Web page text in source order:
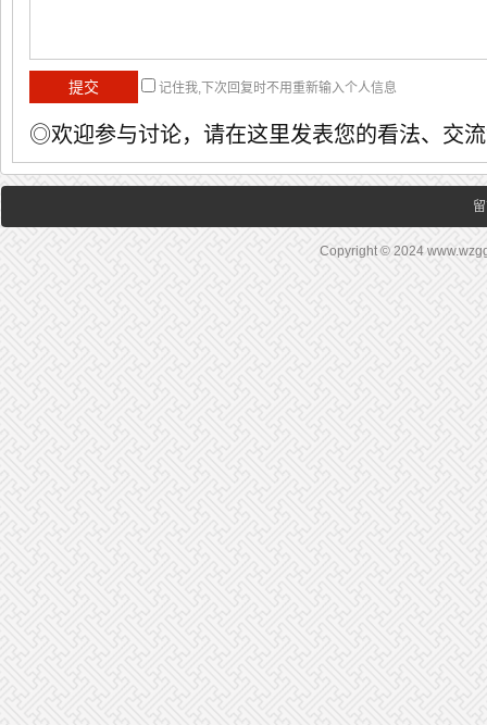
记住我,下次回复时不用重新输入个人信息
◎欢迎参与讨论，请在这里发表您的看法、交
Copyright © 2024